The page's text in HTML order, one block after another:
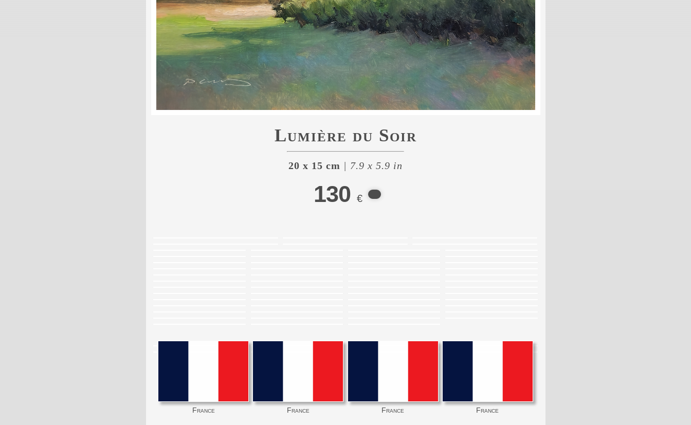
Lumière du Soir
20 x 15 cm | 7.9 x 5.9 in
130 €
France France France France